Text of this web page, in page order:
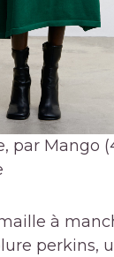
par Mango
à
perkins,